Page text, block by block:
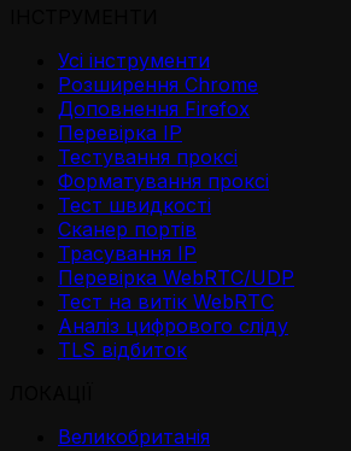
Усі інструменти
Розширення Chrome
Доповнення Firefox
Перевірка IP
Тестування проксі
Форматування проксі
Тест швидкості
Сканер портів
Трасування IP
Перевірка WebRTC/UDP
Тест на витік WebRTC
Аналіз цифрового сліду
TLS відбиток
Великобританія